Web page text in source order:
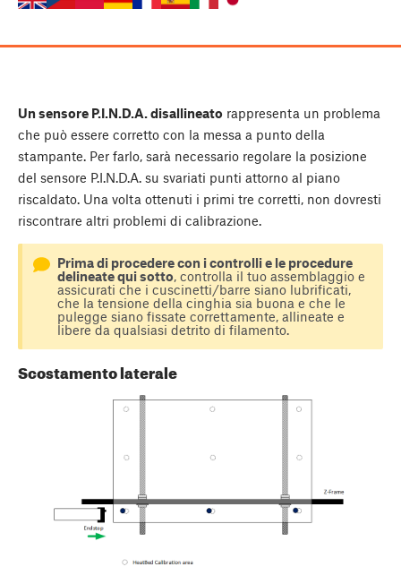
Un sensore P.I.N.D.A. disallineato rappresenta un problema
che può essere corretto con la messa a punto della
stampante. Per farlo, sarà necessario regolare la posizione
del sensore P.I.N.D.A. su svariati punti attorno al piano
riscaldato. Una volta ottenuti i primi tre corretti, non dovresti
riscontrare altri problemi di calibrazione.
Prima di procedere con i controlli e le procedure
delineate qui sotto, controlla il tuo assemblaggio e
assicurati che i cuscinetti/barre siano lubrificati,
che la tensione della cinghia sia buona e che le
pulegge siano fissate correttamente, allineate e
libere da qualsiasi detrito di filamento.
Scostamento laterale